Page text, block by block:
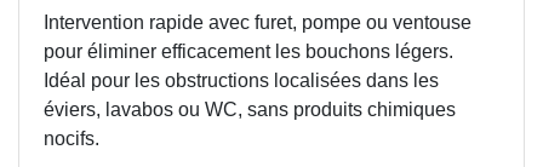
Intervention rapide avec furet, pompe ou ventouse
pour éliminer efficacement les bouchons légers.
Idéal pour les obstructions localisées dans les
éviers, lavabos ou WC, sans produits chimiques
nocifs.